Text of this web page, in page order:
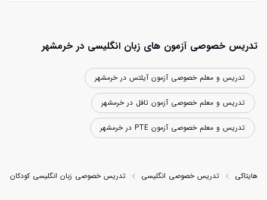
تدریس خصوصی آزمون های زبان انگلیسی در خرمشهر
تدریس و معلم خصوصی آزمون آیلتس در خرمشهر
تدریس و معلم خصوصی آزمون تافل در خرمشهر
تدریس و معلم خصوصی آزمون PTE در خرمشهر
هایتاکی تدریس خصوصی انگلیسی تدریس خصوصی زبان انگلیسی کودکان